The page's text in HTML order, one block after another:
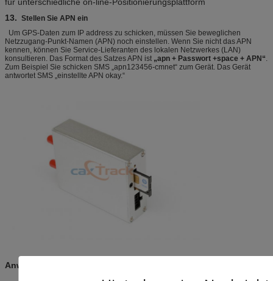
13. Stellen Sie APN ein
Um GPS-Daten zum IP address zu schicken, müssen Sie beweglichen
Netzzugang-Punkt-Namen (APN) noch einstellen. Wenn Sie nicht das APN
kennen, können Sie Service-Lieferanten des lokalen Netzwerkes (LAN)
konsultieren. Das Format des Satzes APN ist „apn + Passwort +space + APN“.
Zum Beispiel Sie schicken SMS „apn123456-cmnet“ zum Gerät. Das Gerät
antwortet SMS „einstellte APN okay.“
Anwendungen: